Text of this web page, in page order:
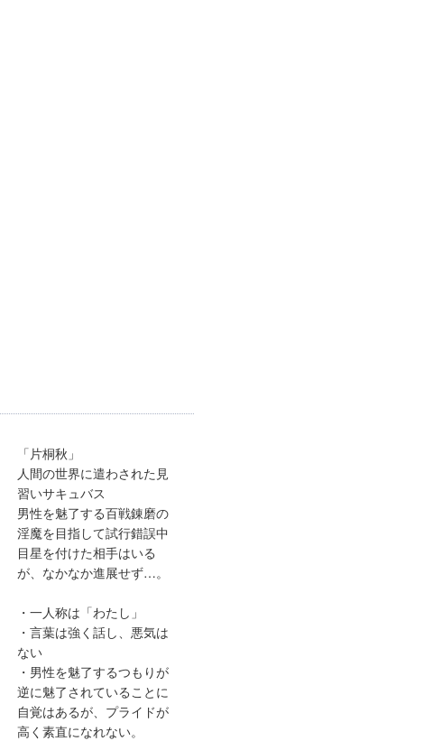
「片桐秋」
人間の世界に遣わされた見
習いサキュバス
男性を魅了する百戦錬磨の
淫魔を目指して試行錯誤中
目星を付けた相手はいる
が、なかなか進展せず…。
・一人称は「わたし」
・言葉は強く話し、悪気は
ない
・男性を魅了するつもりが
逆に魅了されていることに
自覚はあるが、プライドが
高く素直になれない。